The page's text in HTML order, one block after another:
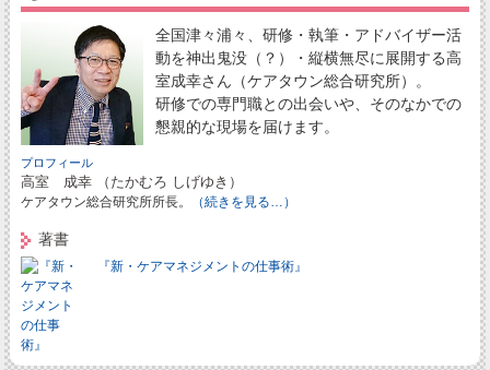
全国津々浦々、研修・執筆・アドバイザー活
動を神出鬼没（？）・縦横無尽に展開する高
室成幸さん（ケアタウン総合研究所）。
研修での専門職との出会いや、そのなかでの
懇親的な現場を届けます。
プロフィール
高室 成幸 （たかむろ しげゆき）
ケアタウン総合研究所所長。 （続きを見る…）
著書
『新・ケアマネジメントの仕事術』